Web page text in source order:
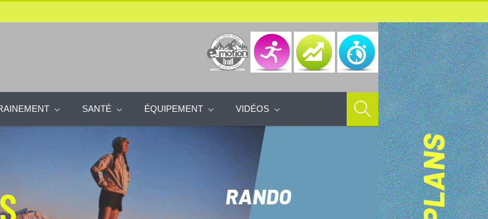
SANTÉ ÉQUIPEMENT VIDÉOS